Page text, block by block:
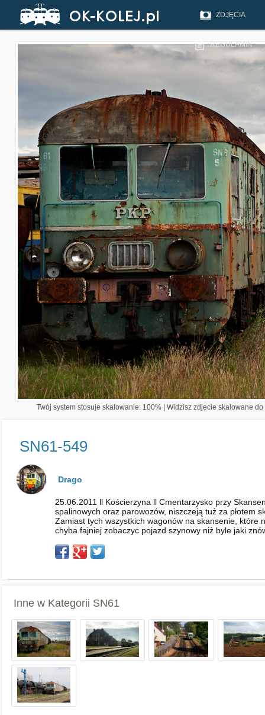
ZDJĘCIA
REGULAMIN
Twój system stosuje skalowanie: 100% | Widzisz zdjęcie skalowane
SN61-549
Drago
25.06.2011 ll Kościerzyna ll Cmentarzysko przy
spalinowych oraz parowozów, niszczeją tuż za płotem
Zamiast tych wszystkich wagonów na skansenie, które
chyba fajniej zobaczyc pojazd szynowy niż byle jaki
Inne w Kategorii SN61